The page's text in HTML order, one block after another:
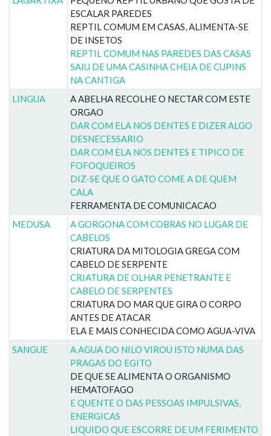
ESCALAR PAREDES
REPTIL COMUM EM CASAS, ALIMENTA-SE
DE INSETOS
REPTIL COMUM NAS PAREDES DAS CASAS
SAIU DE UMA CASINHA CHEIA DE CUPINS
NA CANTIGA
LINGUA
A ABELHA RECOLHE O NECTAR COM ESTE
ORGAO
DAR COM ELA NOS DENTES E DIZER ALGO
DESNECESSARIO
DAR COM ELA NOS DENTES E TIPICO DE
FOFOQUEIROS
DIZ-SE QUE O GATO COME A DE QUEM
CALA
FERRAMENTA DE COMUNICACAO
MEDUSA
A GORGONA COM COBRAS NO LUGAR DE
CABELOS
CRIATURA DA MITOLOGIA GREGA COM
CABELO DE SERPENTE
CRIATURA DE OLHAR PENETRANTE E
CABELO DE SERPENTES
CRIATURA DO MAR QUE GIRA O CORPO
ANTES DE ATACAR
ELA E MAIS CONHECIDA COMO AGUA-VIVA
SANGUE
A AGUA DO NILO VIROU ISTO NUMA DAS
PRAGAS DO EGITO
DE QUE SE ALIMENTA O ORGANISMO
HEMATOFAGO
E QUENTE O DAS PESSOAS IMPULSIVAS,
ENERGICAS
LIQUIDO QUE ESCORRE DE UM FERIMENTO